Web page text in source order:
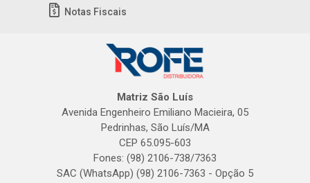
Notas Fiscais
Matriz São Luís
Avenida Engenheiro Emiliano Macieira, 05
Pedrinhas, São Luís/MA
CEP 65.095-603
Fones: (98) 2106-738/7363
SAC (WhatsApp) (98) 2106-7363 - Opção 5